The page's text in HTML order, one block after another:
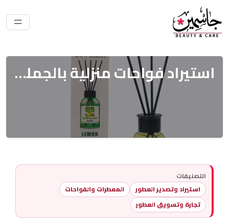
استيراد فواحات منزلية بالجملة: منتج للجميع بربح ممتاز 2025
التصنيفات
استيراد وتصدير العطور
المعطرات والفواحات
تجارة وتسويق العطور